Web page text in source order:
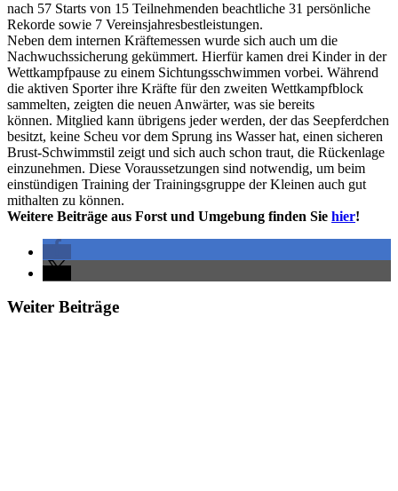
nach 57 Starts von 15 Teilnehmenden beachtliche 31 persönliche
Rekorde sowie 7 Vereinsjahresbestleistungen.
Neben dem internen Kräftemessen wurde sich auch um die
Nachwuchssicherung gekümmert. Hierfür kamen drei Kinder in der
Wettkampfpause zu einem Sichtungsschwimmen vorbei. Während
die aktiven Sporter ihre Kräfte für den zweiten Wettkampfblock
sammelten, zeigten die neuen Anwärter, was sie bereits
können. Mitglied kann übrigens jeder werden, der das Seepferdchen
besitzt, keine Scheu vor dem Sprung ins Wasser hat, einen sicheren
Brust-Schwimmstil zeigt und sich auch schon traut, die Rückenlage
einzunehmen. Diese Voraussetzungen sind notwendig, um beim
einstündigen Training der Trainingsgruppe der Kleinen auch gut
mithalten zu können.
Weitere Beiträge aus Forst und Umgebung finden Sie hier!
Weiter Beiträge